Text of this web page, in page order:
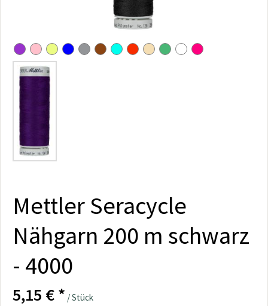
Mettler Seracycle
Nähgarn 200 m schwarz
- 4000
5,15 € * / Stück